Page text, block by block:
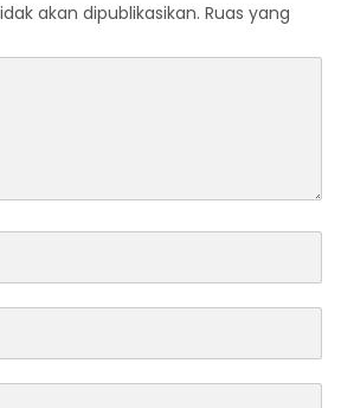
akan dipublikasikan. Ruas yang